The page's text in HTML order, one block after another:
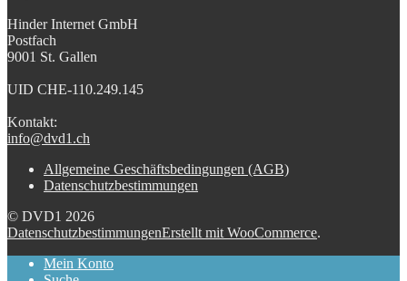
Hinder Internet GmbH
Postfach
9001 St. Gallen
UID CHE-110.249.145
Kontakt:
info@dvd1.ch
Allgemeine Geschäftsbedingungen (AGB)
Datenschutzbestimmungen
© DVD1 2026
DatenschutzbestimmungenErstellt mit WooCommerce.
Mein Konto